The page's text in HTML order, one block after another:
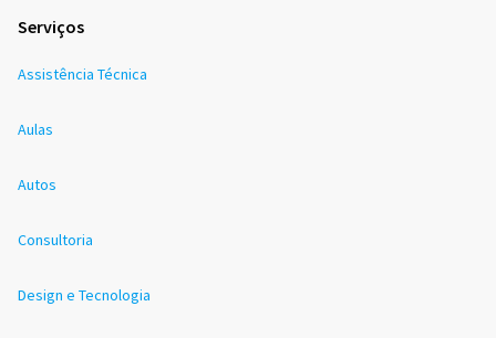
Serviços
Assistência Técnica
Aulas
Autos
Consultoria
Design e Tecnologia